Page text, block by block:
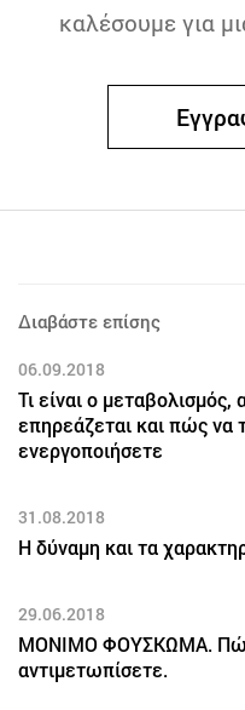
καλέσουμε για
Διαβάστε επίσης
06.09.2018
Τι είναι ο μεταβολισμός,
επηρεάζεται και πώς να
ενεργοποιήσετε
31.08.2018
Η δύναμη και τα
29.06.2018
ΜΟΝΙΜΟ ΦΟΥΣΚΩΜΑ.
αντιμετωπίσετε.